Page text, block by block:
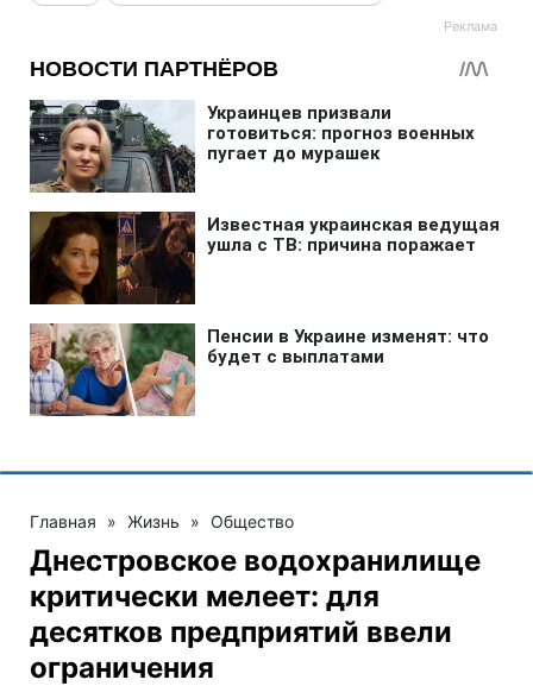
Главная » Жизнь » Общество
Днестровское водохранилище
критически мелеет: для
десятков предприятий ввели
ограничения